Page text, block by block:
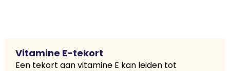
Vitamine E-tekort
Een tekort aan vitamine E kan leiden tot